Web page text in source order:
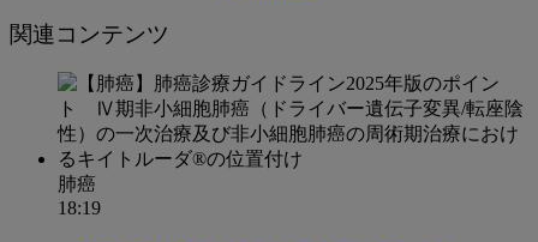
関連コンテンツ
肺癌
18:19